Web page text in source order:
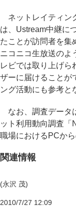
ネットレイティン
は、Ustream中継に
たことが訪問者を集
ニコニコ生放送のよ
レビでは取り上げら
ザーに届けることが
ング活動にも参考と
なお、調査データ
ット利用動向調査「
職場におけるPCか
関連情報
(永沢 茂)
2010/7/27 12:09